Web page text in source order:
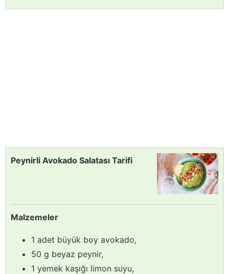
Peynirli Avokado Salatası Tarifi
Malzemeler
1 adet büyük boy avokado,
50 g beyaz peynir,
1 yemek kaşığı limon suyu,